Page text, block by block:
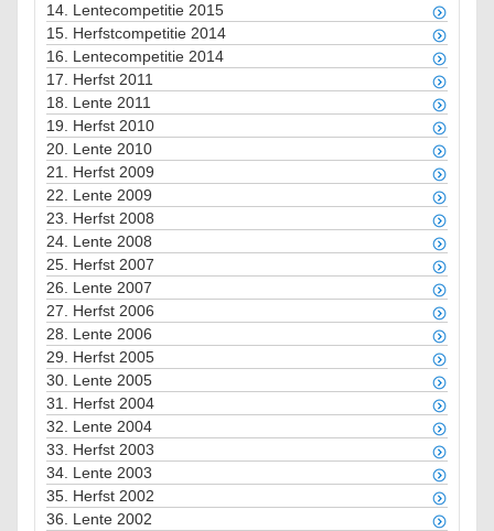
14. Lentecompetitie 2015
15. Herfstcompetitie 2014
16. Lentecompetitie 2014
17. Herfst 2011
18. Lente 2011
19. Herfst 2010
20. Lente 2010
21. Herfst 2009
22. Lente 2009
23. Herfst 2008
24. Lente 2008
25. Herfst 2007
26. Lente 2007
27. Herfst 2006
28. Lente 2006
29. Herfst 2005
30. Lente 2005
31. Herfst 2004
32. Lente 2004
33. Herfst 2003
34. Lente 2003
35. Herfst 2002
36. Lente 2002